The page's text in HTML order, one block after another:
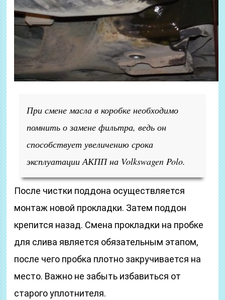
При смене масла в коробке необходимо
помнить о замене фильтра, ведь он
способствует увеличению срока
эксплуатации АКПП на Volkswagen Polo.
После чистки поддона осуществляется
монтаж новой прокладки. Затем поддон
крепится назад. Смена прокладки на пробке
для слива является обязательным этапом,
после чего пробка плотно закручивается на
место. Важно не забыть избавиться от
старого уплотнителя.